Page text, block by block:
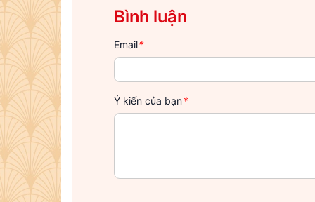
Bình luận
Email*
Ý kiến của bạn*